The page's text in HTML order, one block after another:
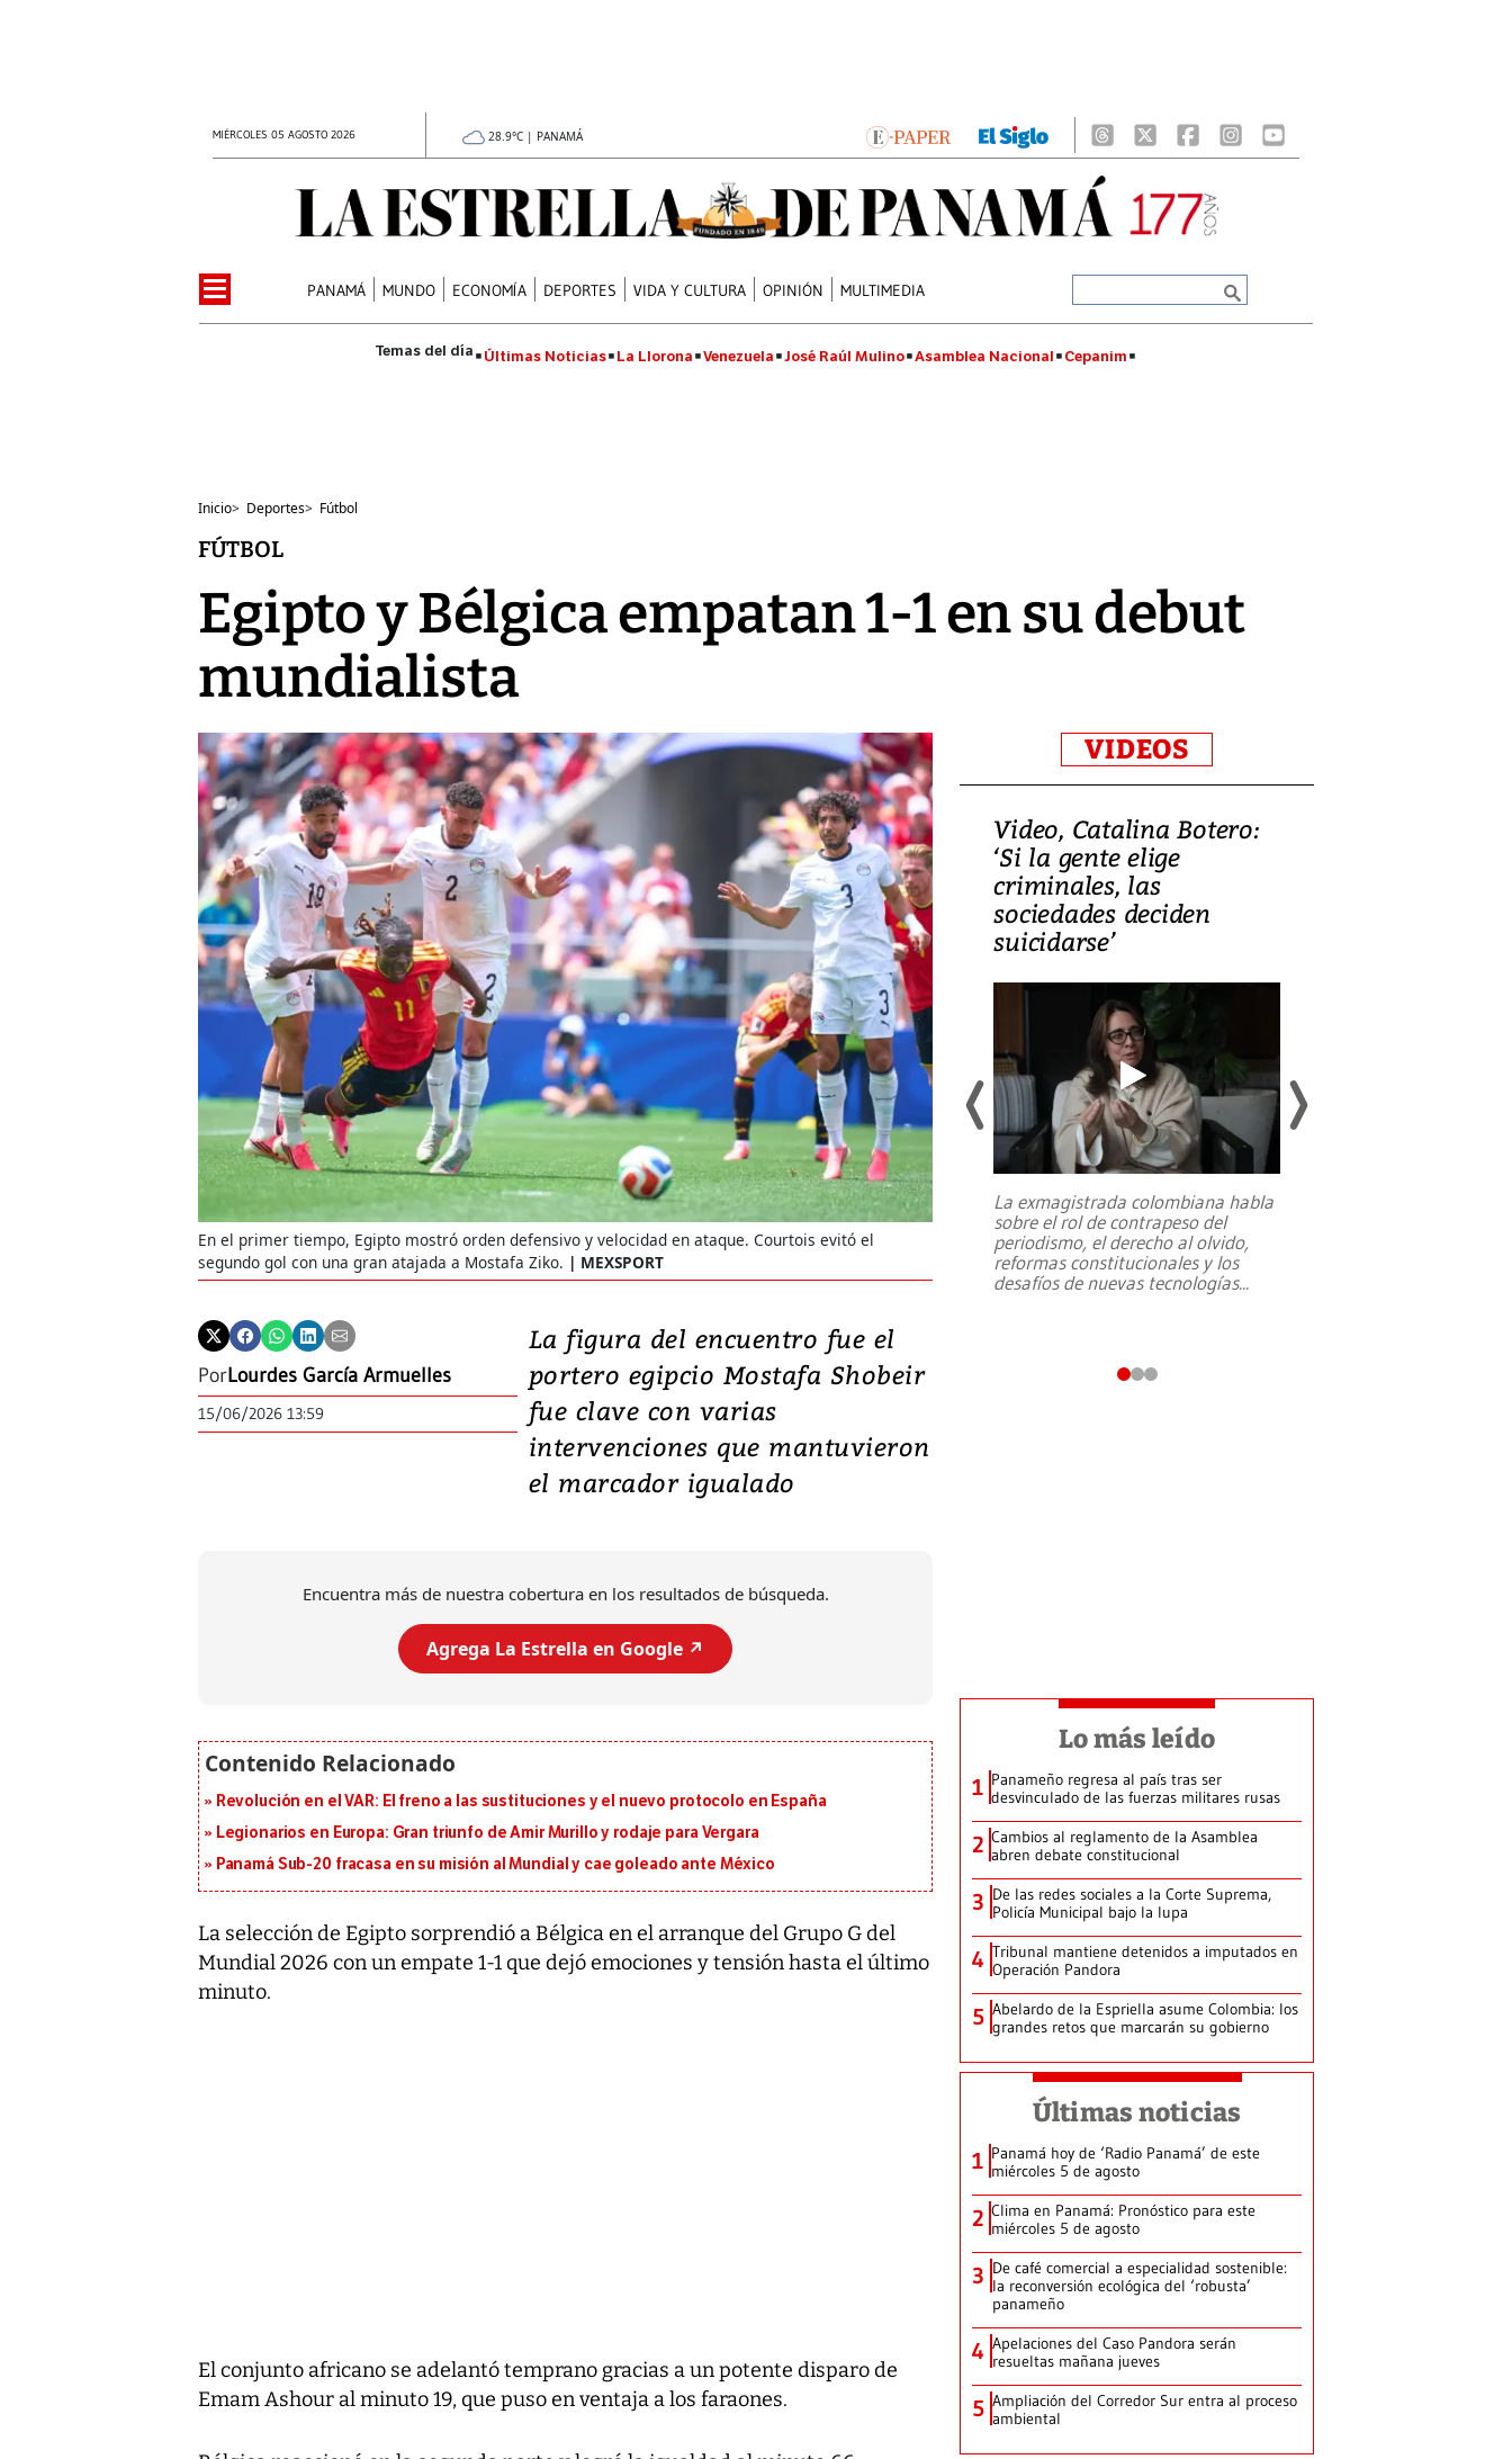
MIÉRCOLES 05 AGOSTO 2026 28.9°C | PANAMÁ
PANAMÁ MUNDO ECONOMÍA DEPORTES VIDA Y CULTURA OPINIÓN MULTIMEDIA
Últimas Noticias La Llorona Venezuela José Raúl Mulino Asamblea Nacional Cepanim
Inicio> Deportes> Fútbol
FÚTBOL
Egipto y Bélgica empatan 1-1 en su debut
mundialista
En el primer tiempo, Egipto mostró orden defensivo y velocidad en ataque. Courtois evitó el
segundo gol con una gran atajada a Mostafa Ziko.
MEXSPORT
PorLourdes García Armuelles
15/06/2026 13:59
La figura del encuentro fue el
portero egipcio Mostafa Shobeir
fue clave con varias
intervenciones que mantuvieron
el marcador igualado
Encuentra más de nuestra cobertura en los resultados de búsqueda.
Agrega La Estrella en Google ↗️
Revolución en el VAR: El freno a las sustituciones y el nuevo protocolo en España
Legionarios en Europa: Gran triunfo de Amir Murillo y rodaje para Vergara
Panamá Sub-20 fracasa en su misión al Mundial y cae goleado ante México
La selección de Egipto sorprendió a Bélgica en el arranque del Grupo G del
Mundial 2026 con un empate 1-1 que dejó emociones y tensión hasta el último
minuto.
El conjunto africano se adelantó temprano gracias a un potente disparo de
Emam Ashour al minuto 19, que puso en ventaja a los faraones.
VIDEOS
Video, Japón: Terremoto
deja heridos y graves
daños en Kumamoto
Un fuerte terremoto de magnitud
7,1 se registró este martes 28 de
julio en la prefectura de Kumamoto,
al sur de Japón, provocando una
emergencia de gran...
Video, Catalina Botero:
‘Si la gente elige
criminales, las
sociedades deciden
suicidarse’
La exmagistrada colombiana habla
sobre el rol de contrapeso del
periodismo, el derecho al olvido,
reformas constitucionales y los
desafíos de nuevas tecnologías...
Lo más leído
1 Panameño regresa al país tras ser
desvinculado de las fuerzas militares rusas
2 Cambios al reglamento de la Asamblea
abren debate constitucional
3 De las redes sociales a la Corte Suprema,
Policía Municipal bajo la lupa
4 Tribunal mantiene detenidos a imputados en
Operación Pandora
5 Abelardo de la Espriella asume Colombia: los
grandes retos que marcarán su gobierno
Últimas noticias
1 Panamá hoy de ‘Radio Panamá’ de este
miércoles 5 de agosto
2 Clima en Panamá: Pronóstico para este
miércoles 5 de agosto
3 De café comercial a especialidad sostenible:
la reconversión ecológica del ‘robusta’
panameño
4 Apelaciones del Caso Pandora serán
resueltas mañana jueves
5 Ampliación del Corredor Sur entra al proceso
ambiental